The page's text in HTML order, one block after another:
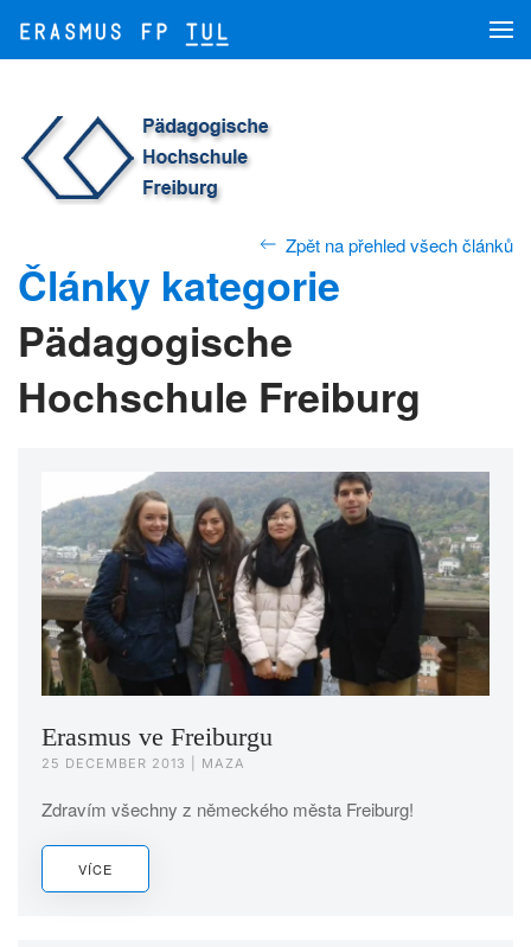
Skip to main content
Zpět na přehled všech článků
Články kategorie
Pädagogische
Hochschule Freiburg
Erasmus ve Freiburgu
25 DECEMBER 2013 | MAZA
Zdravím všechny z německého města Freiburg!
VÍCE